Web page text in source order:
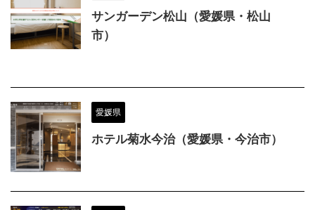
サンガーデン松山（愛媛県・松山
市）
愛媛県
ホテル菊水今治（愛媛県・今治市）